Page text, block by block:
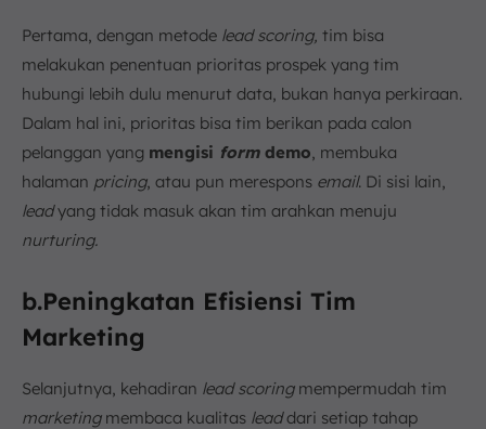
Pertama, dengan metode lead scoring, tim bisa
melakukan penentuan prioritas prospek yang tim
hubungi lebih dulu menurut data, bukan hanya perkiraan.
Dalam hal ini, prioritas bisa tim berikan pada calon
pelanggan yang mengisi form demo , membuka
halaman pricing, atau pun merespons email. Di sisi lain,
leadyang tidak masuk akan tim arahkan menuju
nurturing.
b.Peningkatan Efisiensi Tim
Marketing
Selanjutnya, kehadiran lead scoringmempermudah tim
marketing membaca kualitas leaddari setiap tahap